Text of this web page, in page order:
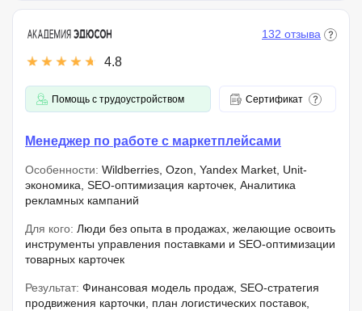
4.8
132 отзыва
Помощь с трудоустройством Сертификат
Менеджер по работе с маркетплейсами
Особенности: Wildberries, Ozon, Yandex Market, Unit-
экономика, SEO-оптимизация карточек, Аналитика
рекламных кампаний
Для кого: Люди без опыта в продажах, желающие освоить
инструменты управления поставками и SEO-оптимизации
товарных карточек
Результат: Финансовая модель продаж, SEO-стратегия
продвижения карточки, план логистических поставок,